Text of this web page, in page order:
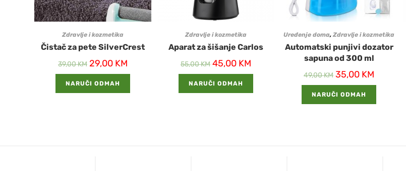
Zdravlje i kozmetika
Čistač za pete SilverCrest
39,00KM 29,00 KM
NARUČI ODMAH
Zdravlje i kozmetika
Aparat za šišanje Carlos
55,00KM 45,00 KM
NARUČI ODMAH
Uređenje doma, Zdravlje i kozmetika
Automatski punjivi dozator
sapuna od 300 ml
49,00KM 35,00 KM
NARUČI ODMAH